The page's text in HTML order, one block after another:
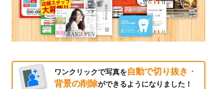
ワンクリックで写真を自動で切り抜き・
背景の削除ができるようになりました！